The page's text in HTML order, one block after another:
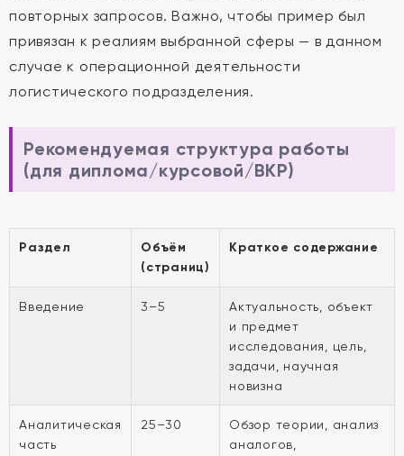
повторных запросов. Важно, чтобы пример был
привязан к реалиям выбранной сферы — в данном
случае к операционной деятельности
логистического подразделения.
Рекомендуемая структура работы
(для диплома/курсовой/ВКР)
Раздел
Объём
(страниц)
Краткое содержание
Введение 3–5
Актуальность, объект
и предмет
исследования, цель,
задачи, научная
новизна
Аналитическая
часть
25–30
Обзор теории, анализ
аналогов,